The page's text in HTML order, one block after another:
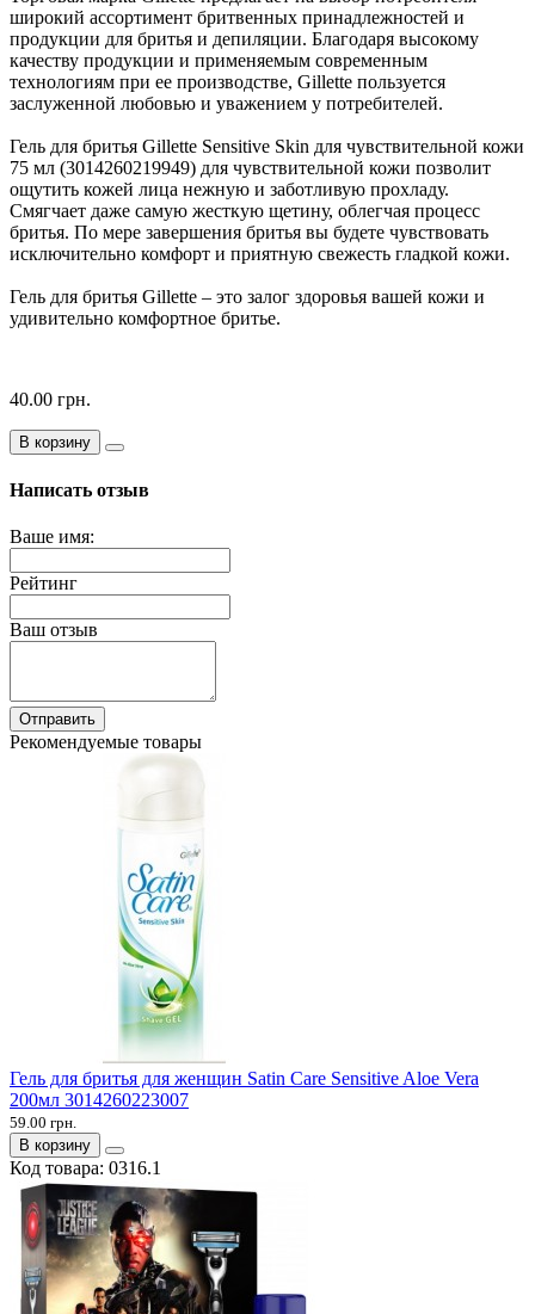
широкий ассортимент бритвенных принадлежностей и
продукции для бритья и депиляции. Благодаря высокому
качеству продукции и применяемым современным
технологиям при ее производстве, Gillette пользуется
заслуженной любовью и уважением у потребителей.
Гель для бритья Gillette Sensitive Skin для чувствительной кожи
75 мл (3014260219949) для чувствительной кожи позволит
ощутить кожей лица нежную и заботливую прохладу.
Смягчает даже самую жесткую щетину, облегчая процесс
бритья. По мере завершения бритья вы будете чувствовать
исключительно комфорт и приятную свежесть гладкой кожи.
Гель для бритья Gillette – это залог здоровья вашей кожи и
удивительно комфортное бритье.
40.00 грн.
В корзину
Написать отзыв
Ваше имя:
Рейтинг
Ваш отзыв
Отправить
Рекомендуемые товары
Гель для бритья для женщин Satin Care Sensitive Aloe Vera
200мл 3014260223007
59.00 грн.
В корзину
Код товара: 0316.1